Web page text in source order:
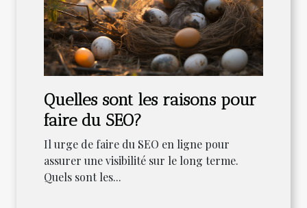
Quelles sont les raisons pour
faire du SEO?
Il urge de faire du SEO en ligne pour
assurer une visibilité sur le long terme.
Quels sont les...